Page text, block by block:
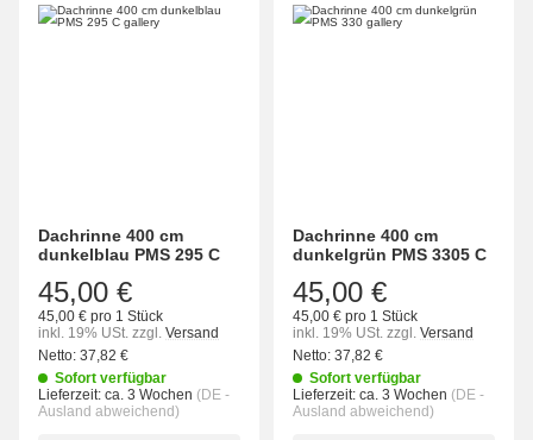
Dachrinne 400 cm
dunkelblau PMS 295 C
45,00 €
45,00 € pro 1 Stück
inkl. 19% USt. zzgl. Versand
Netto: 37,82 €
Sofort verfügbar
Lieferzeit: ca. 3 Wochen (DE -
Ausland abweichend)
Dachrinne 400 cm
dunkelgrün PMS 3305 C
45,00 €
45,00 € pro 1 Stück
inkl. 19% USt. zzgl. Versand
Netto: 37,82 €
Sofort verfügbar
Lieferzeit: ca. 3 Wochen (DE -
Ausland abweichend)